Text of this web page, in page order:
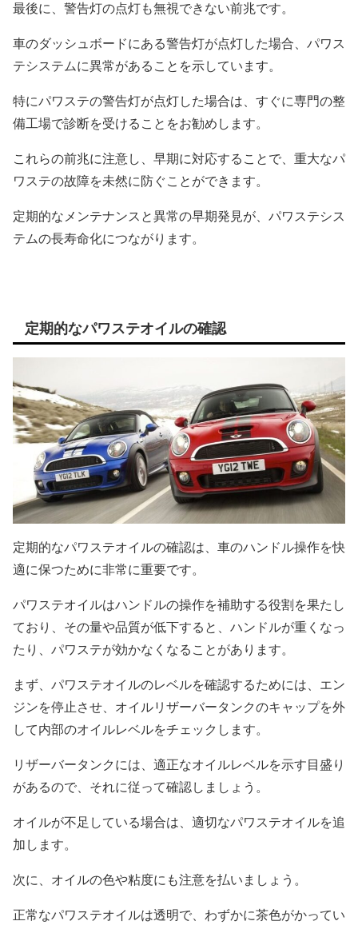
最後に、警告灯の点灯も無視できない前兆です。
車のダッシュボードにある警告灯が点灯した場合、パワス
テシステムに異常があることを示しています。
特にパワステの警告灯が点灯した場合は、すぐに専門の整
備工場で診断を受けることをお勧めします。
これらの前兆に注意し、早期に対応することで、重大なパ
ワステの故障を未然に防ぐことができます。
定期的なメンテナンスと異常の早期発見が、パワステシス
テムの長寿命化につながります。
定期的なパワステオイルの確認
定期的なパワステオイルの確認は、車のハンドル操作を快
適に保つために非常に重要です。
パワステオイルはハンドルの操作を補助する役割を果たし
ており、その量や品質が低下すると、ハンドルが重くなっ
たり、パワステが効かなくなることがあります。
まず、パワステオイルのレベルを確認するためには、エン
ジンを停止させ、オイルリザーバータンクのキャップを外
して内部のオイルレベルをチェックします。
リザーバータンクには、適正なオイルレベルを示す目盛り
があるので、それに従って確認しましょう。
オイルが不足している場合は、適切なパワステオイルを追
加します。
次に、オイルの色や粘度にも注意を払いましょう。
正常なパワステオイルは透明で、わずかに茶色がかってい